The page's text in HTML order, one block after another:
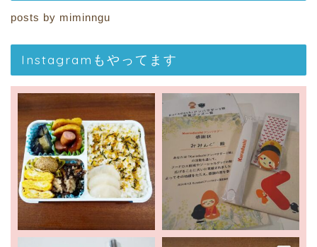
posts by miminngu
Instagramもやってます